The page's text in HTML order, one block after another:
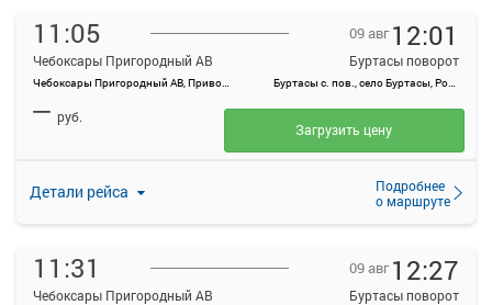
11:05
Чебоксары Пригородный АВ
Чебоксары Пригородный АВ, Привокзальная ул., 3
09 авг 12:01
Буртасы поворот
Буртасы с. пов., село Буртасы, Россия
Детали рейса
Подробнее
о маршруте
— руб.
Загрузить цену
11:31
Чебоксары Пригородный АВ
09 авг 12:27
Буртасы поворот